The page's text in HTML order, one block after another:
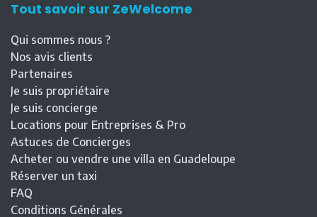
Tout savoir sur ZeWelcome
Qui sommes nous ?
Nos avis clients
Partenaires
Je suis propriétaire
Je suis concierge
Locations pour Entreprises & Pro
Astuces de Concierges
Acheter ou vendre une villa en Guadeloupe
Réserver un taxi
FAQ
Conditions Générales